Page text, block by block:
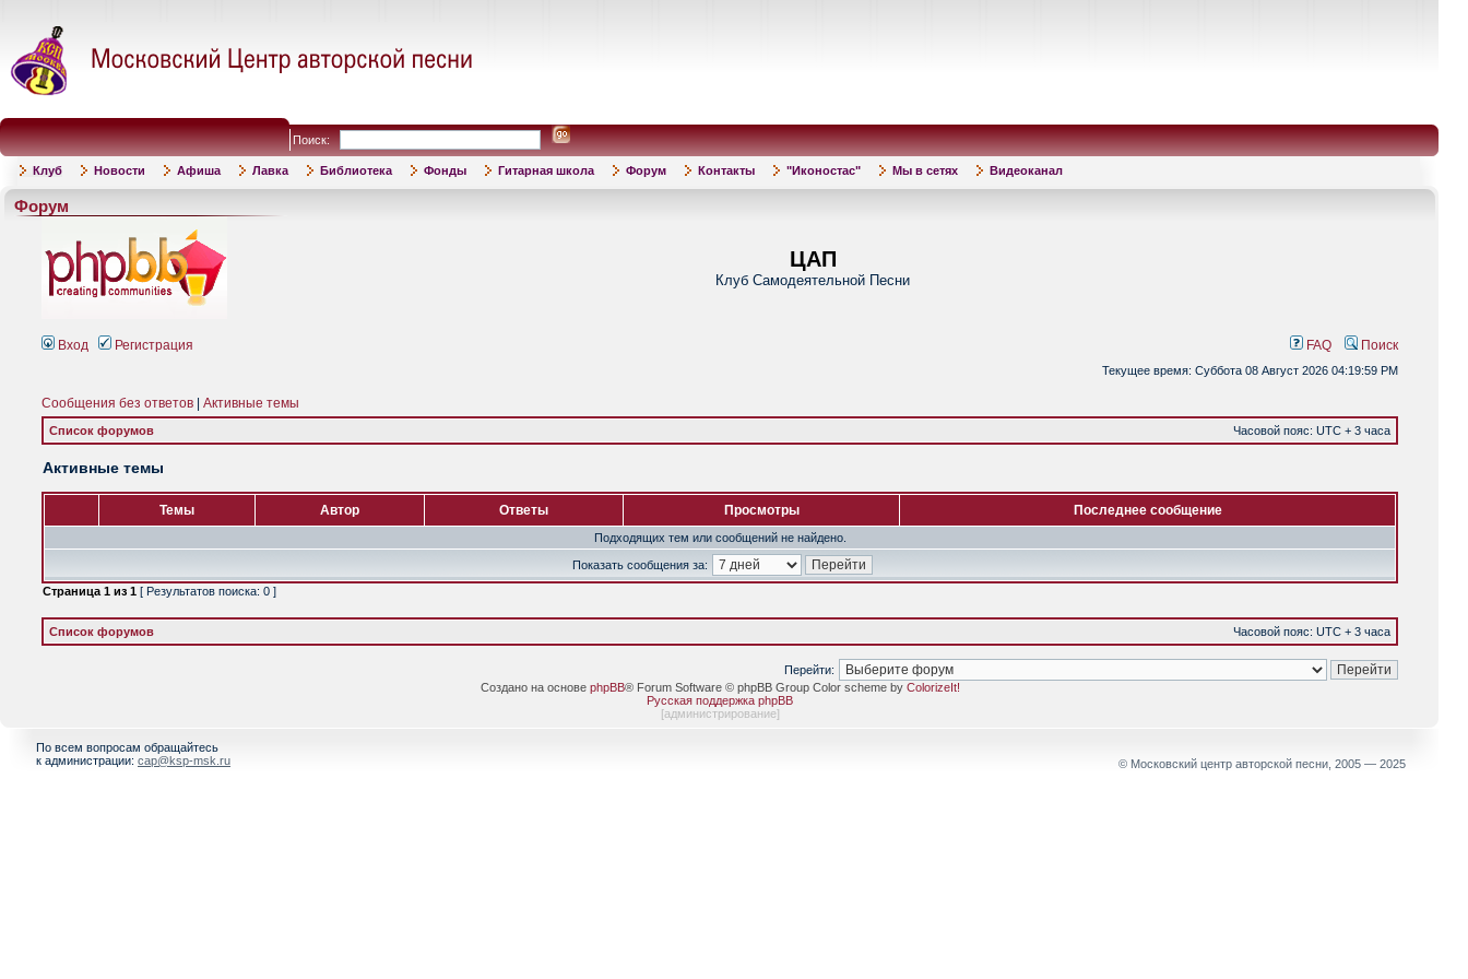
Поиск:
Клуб Новости Афиша Лавка Библиотека Фонды Гитарная школа Форум Контакты "Иконостас" Мы в сетях Видеоканал
Форум
ЦАП
Клуб Самодеятельной Песни
Вход Регистрация FAQ Поиск
Текущее время: Суббота 08 Август 2026 04:19:59 PM
Сообщения без ответов Активные темы
Список форумов Часовой пояс: UTC + 3 часа
Активные темы
Темы Автор Ответы Просмотры Последнее сообщение
Подходящих тем или сообщений не найдено.
Показать сообщения за:
Страница 1 из 1 [ Результатов поиска: 0 ]
Список форумов Часовой пояс: UTC + 3 часа
Перейти:
Создано на основе phpBB® Forum Software © phpBB Group Color scheme by ColorizeIt!
Русская поддержка phpBB
[администрирование]
По всем вопросам обращайтесь
к администрации: cap@ksp-msk.ru © Московский центр авторской песни, 2005 — 2025